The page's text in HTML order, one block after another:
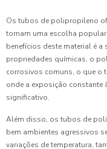
Os tubos de polipropileno
tornam uma escolha
benefícios deste material é a
propriedades químicas, o
corrosivos comuns, o que o
onde a exposição constante
significativo.
Além disso, os tubos de
bem ambientes agressivos
variações de temperatura,